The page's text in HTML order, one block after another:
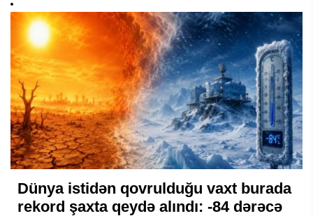
Dünya istidən qovrulduğu vaxt burada
rekord şaxta qeydə alındı: -84 dərəcə